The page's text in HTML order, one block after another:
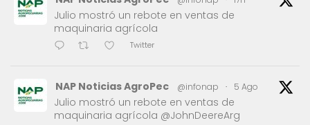
Julio mostró un rebote en ventas de
maquinaria agrícola
Twitter
NAP Noticias AgroPec @infonap · 5 Ago
Julio mostró un rebote en ventas de
maquinaria agrícola @JohnDeereArg